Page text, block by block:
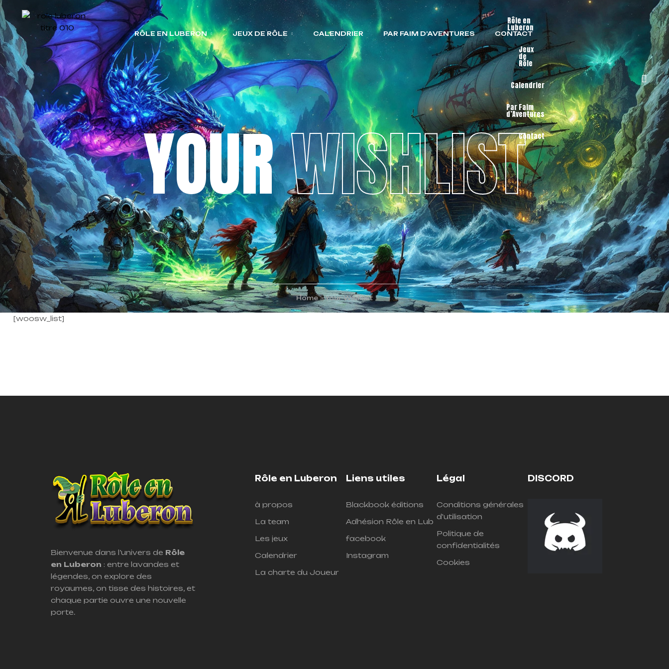
RÔLE EN LUBERON JEUX DE RÔLE CALENDRIER PAR FAIM D’AVENTURES CONTACT
Rôle en
Luberon
Jeux
de
Rôle
Calendrier
Par Faim
d’Aventures
Contact
YOURWISHLIST
Home>Your Wishlist
[woosw_list]
Bienvenue dans l’univers de Rôle
en Luberon : entre lavandes et
légendes, on explore des
royaumes, on tisse des histoires, et
chaque partie ouvre une nouvelle
porte.
Rôle en Luberon
à propos
La team
Les jeux
Calendrier
La charte du Joueur
Liens utiles
Blackbook éditions
Adhésion Rôle en Lub
facebook
Instagram
Légal
Conditions générales
d'utilisation
Politique de
confidentialités
Cookies
DISCORD